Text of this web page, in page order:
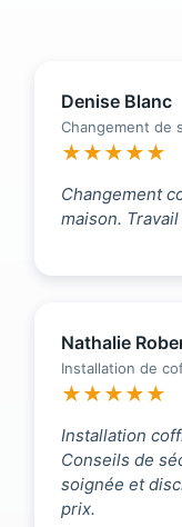
Denise Blanc
Changement de
★★★★★
Changement
maison.
Nathalie
Installation de
★★★★★
Installation
Conseils de
soignée et
prix.